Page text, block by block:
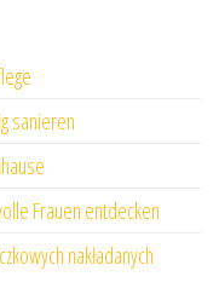
sanieren
Frauen entdecken
nakładanych